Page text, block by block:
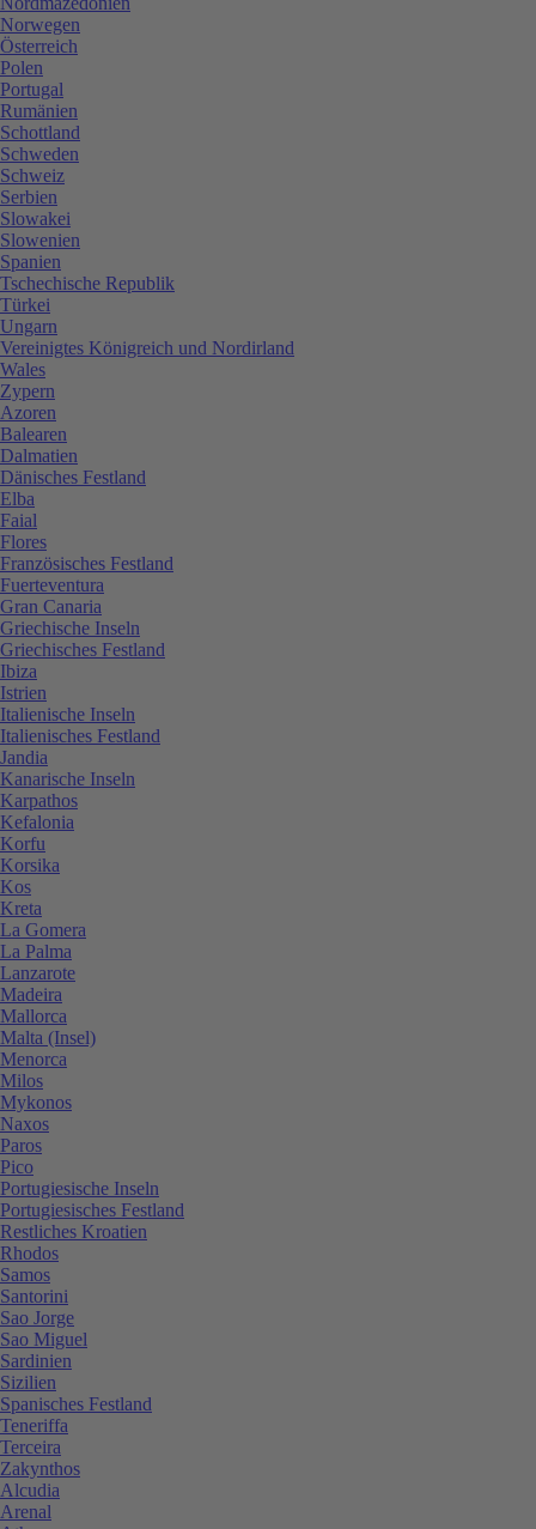
Norwegen
Österreich
Polen
Portugal
Rumänien
Schottland
Schweden
Schweiz
Serbien
Slowakei
Slowenien
Spanien
Tschechische Republik
Türkei
Ungarn
Vereinigtes Königreich und Nordirland
Wales
Zypern
Azoren
Balearen
Dalmatien
Dänisches Festland
Elba
Faial
Flores
Französisches Festland
Fuerteventura
Gran Canaria
Griechische Inseln
Griechisches Festland
Ibiza
Istrien
Italienische Inseln
Italienisches Festland
Jandia
Kanarische Inseln
Karpathos
Kefalonia
Korfu
Korsika
Kos
Kreta
La Gomera
La Palma
Lanzarote
Madeira
Mallorca
Malta (Insel)
Menorca
Milos
Mykonos
Naxos
Paros
Pico
Portugiesische Inseln
Portugiesisches Festland
Restliches Kroatien
Rhodos
Samos
Santorini
Sao Jorge
Sao Miguel
Sardinien
Sizilien
Spanisches Festland
Teneriffa
Terceira
Zakynthos
Alcudia
Arenal